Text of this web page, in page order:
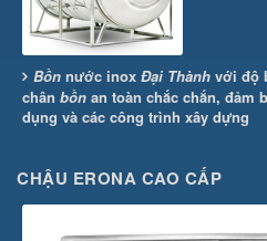
Bồn nước inox Đại Thành với độ
chân bồn an toàn chắc chắn, đảm
dụng và các công trình xây dựng
CHẬU ERONA CAO CẤP